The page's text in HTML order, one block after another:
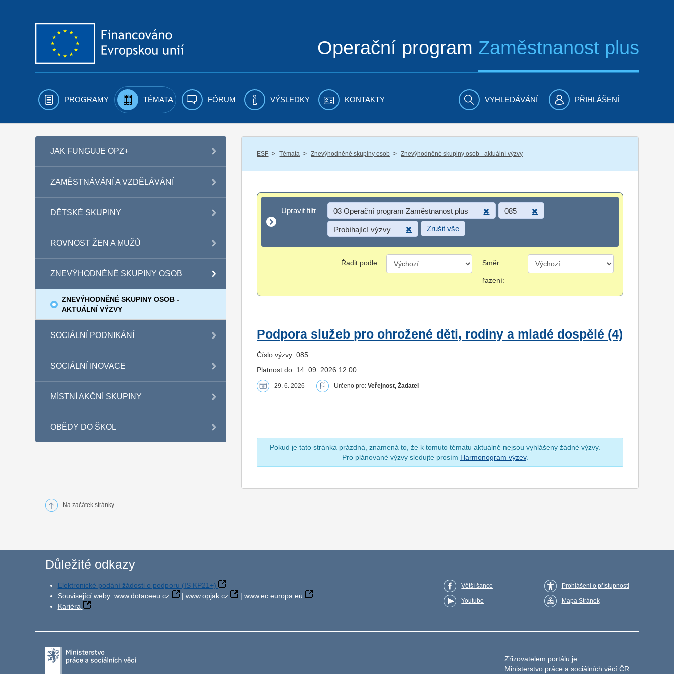
Operační program Zaměstnanost plus
PROGRAMY TÉMATA FÓRUM VÝSLEDKY KONTAKTY VYHLEDÁVÁNÍ PŘIHLÁŠENÍ
JAK FUNGUJE OPZ+
ZAMĚSTNÁVÁNÍ A VZDĚLÁVÁNÍ
DĚTSKÉ SKUPINY
ROVNOST ŽEN A MUŽŮ
ZNEVÝHODNĚNÉ SKUPINY OSOB
ZNEVÝHODNĚNÉ SKUPINY OSOB -
AKTUÁLNÍ VÝZVY
SOCIÁLNÍ PODNIKÁNÍ
SOCIÁLNÍ INOVACE
MÍSTNÍ AKČNÍ SKUPINY
OBĚDY DO ŠKOL
ESF / Témata / Znevýhodněné skupiny osob / Znevýhodněné skupiny osob - aktuální výzvy
Upravit filtr
Upravit filtr 03 Operační program Zaměstnanost plus 085
Probíhající výzvy Zrušit vše
Řadit podle: Směr
řazení:
Podpora služeb pro ohrožené děti, rodiny a mladé dospělé (4)
Číslo výzvy: 085
Platnost do: 14. 09. 2026 12:00
29. 6. 2026 Určeno pro:Veřejnost, Žadatel
Pokud je tato stránka prázdná, znamená to, že k tomuto tématu aktuálně nejsou vyhlášeny žádné výzvy.
Pro plánované výzvy sledujte prosím Harmonogram výzev.
Na začátek stránky
Důležité odkazy
Elektronické podání žádosti o podporu (IS KP21+)
Související weby: www.dotaceeu.cz | www.opjak.cz | www.ec.europa.eu
Kariéra
Větší šance
Youtube
Prohlášení o přístupnosti
Mapa Stránek
Zřizovatelem portálu je
Ministerstvo práce a sociálních věcí ČR